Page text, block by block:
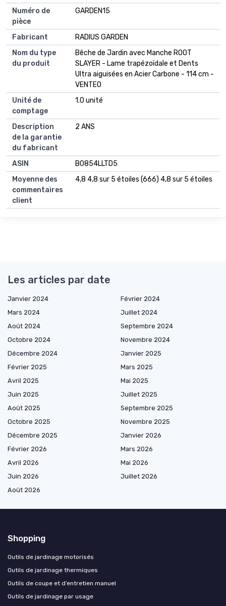
Numéro de
pièce
GARDEN15
Fabricant
RADIUS GARDEN
Nom du type
du produit
Bêche de Jardin avec Manche ROOT
SLAYER - Lame trapézoïdale et Dents
Ultra aiguisées en Acier Carbone - 114 cm -
VENTEO
Unité de
comptage
1.0 unité
Description
de la garantie
du fabricant
2 ANS
ASIN
B0854LLTD5
Moyenne des
commentaires
client
4,8 4,8 sur 5 étoiles (666) 4,8 sur 5 étoiles
Les articles par date
Janvier 2024
Février 2024
Mars 2024
Juillet 2024
Août 2024
Septembre 2024
Octobre 2024
Novembre 2024
Décembre 2024
Janvier 2025
Février 2025
Mars 2025
Avril 2025
Mai 2025
Juin 2025
Juillet 2025
Août 2025
Septembre 2025
Octobre 2025
Novembre 2025
Décembre 2025
Janvier 2026
Février 2026
Mars 2026
Avril 2026
Mai 2026
Juin 2026
Juillet 2026
Août 2026
Shopping
Outils de jardinage motorisés
Outils de jardinage thermiques
Outils de coupe et d’entretien manuel
Outils de jardinage par usage